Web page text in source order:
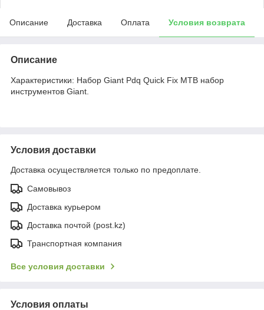
Описание Доставка Оплата Условия возврата
Описание
Характеристики: Набор Giant Pdq Quick Fix MTB набор
инструментов Giant.
Условия доставки
Доставка осуществляется только по предоплате.
Самовывоз
Доставка курьером
Доставка почтой (post.kz)
Транспортная компания
Все условия доставки
Условия оплаты